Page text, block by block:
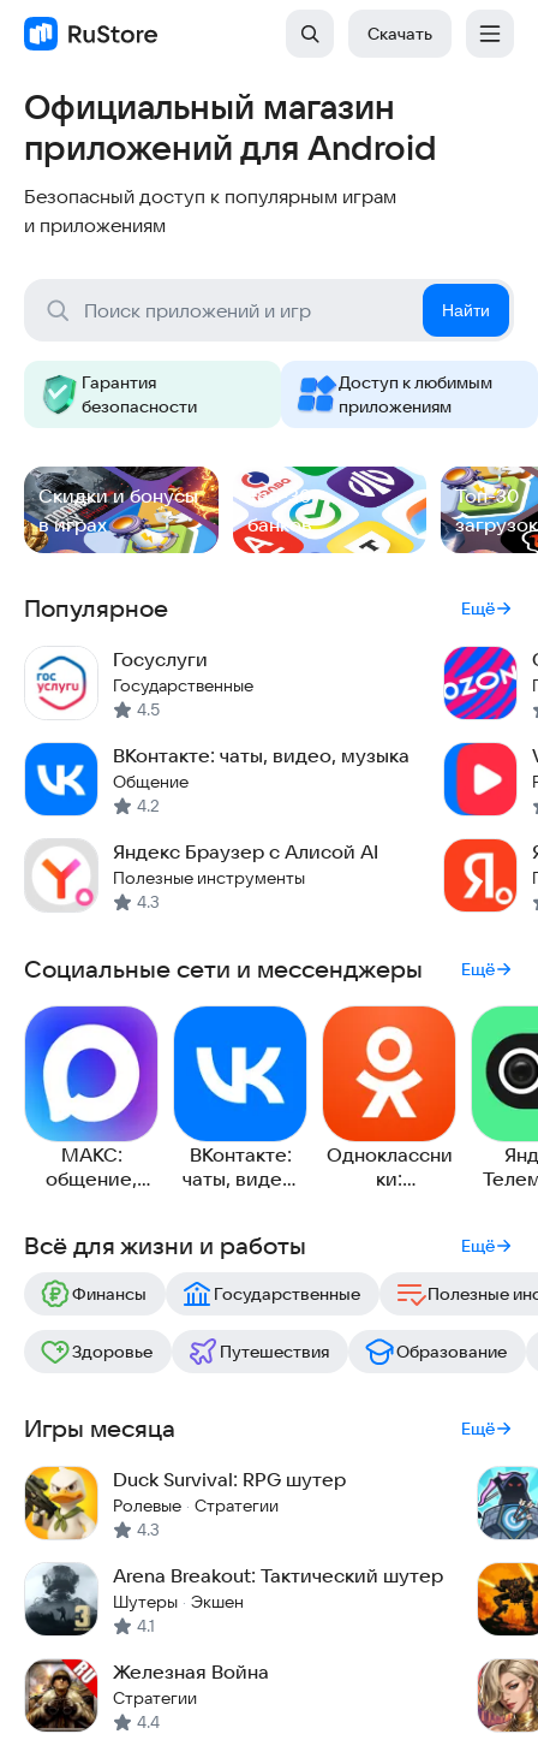
Скачать
Официальный магазин
приложений для Android
Безопасный доступ к популярным играм
и приложениям
Найти
Гарантия
безопасности
Доступ к любимым
приложениям
Cкидки и бонусы
в играх
Топ-30
банков
Топ-30
Популярное Ещё
Госуслуги
Государственные
4.5
ВКонтакте: чаты, видео, музыка
Общение
4.2
Яндекс Браузер с Алисой AI
Полезные инструменты
4.3
Социальные сети и мессенджеры Ещё
МАКС:
общение,
ВКонтакте:
чаты, видео,
Одноклассни
ки:
Всё для жизни и работы Ещё
Финансы Государственные Полезные
Здоровье Путешествия Образование
Игры месяца Ещё
Duck Survival: RPG шутер
Ролевые · Стратегии
4.3
Arena Breakout: Тактический шутер
Шутеры · Экшен
4.1
Железная Война
Стратегии
4.4